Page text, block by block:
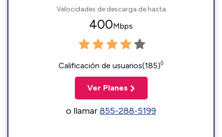
Velocidades de descarga de hasta
400Mbps
Calificación de usuarios(185)◊
Ver Planes
o llamar855-288-5199